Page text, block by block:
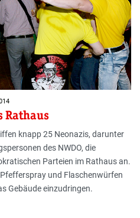
Rathaus
knapp 25 Neonazis, darunter
des NWDO, die
Parteien im Rathaus an.
und Flaschenwürfen
Gebäude einzudringen.